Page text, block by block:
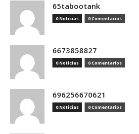
65tabootank
0 Noticias 0 Comentarios
6673858827
0 Noticias 0 Comentarios
696256670621
0 Noticias 0 Comentarios